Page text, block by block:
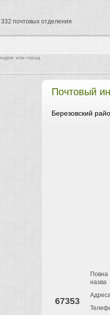
Почтовый
Березовский
67353
Повна
назва
или город
почтовых отделения